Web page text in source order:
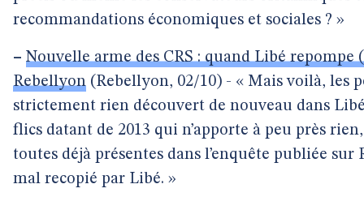
recommandations économiques et sociales ? »
– Nouvelle arme des CRS : quand Libé
Rebellyon (Rebellyon, 02/10) - « Mais voilà, les
strictement rien découvert de nouveau dans
flics datant de 2013 qui n’apporte à peu près
toutes déjà présentes dans l’enquête publiée
mal recopié par Libé. »